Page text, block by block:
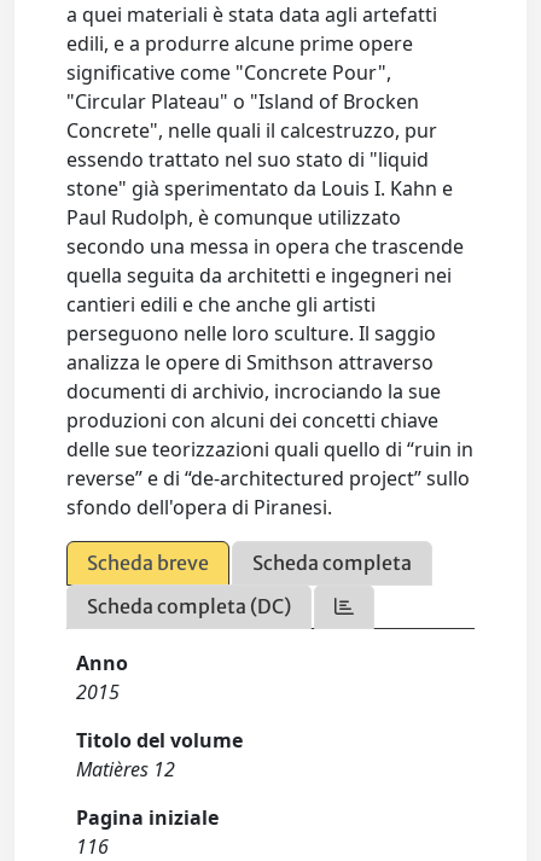
a quei materiali è stata data agli artefatti
edili, e a produrre alcune prime opere
significative come "Concrete Pour",
"Circular Plateau" o "Island of Brocken
Concrete", nelle quali il calcestruzzo, pur
essendo trattato nel suo stato di "liquid
stone" già sperimentato da Louis I. Kahn e
Paul Rudolph, è comunque utilizzato
secondo una messa in opera che trascende
quella seguita da architetti e ingegneri nei
cantieri edili e che anche gli artisti
perseguono nelle loro sculture. Il saggio
analizza le opere di Smithson attraverso
documenti di archivio, incrociando la sue
produzioni con alcuni dei concetti chiave
delle sue teorizzazioni quali quello di “ruin in
reverse” e di “de-architectured project” sullo
sfondo dell'opera di Piranesi.
Scheda breve
Scheda completa
Scheda completa (DC)
Anno
2015
Titolo del volume
Matières 12
Pagina iniziale
116